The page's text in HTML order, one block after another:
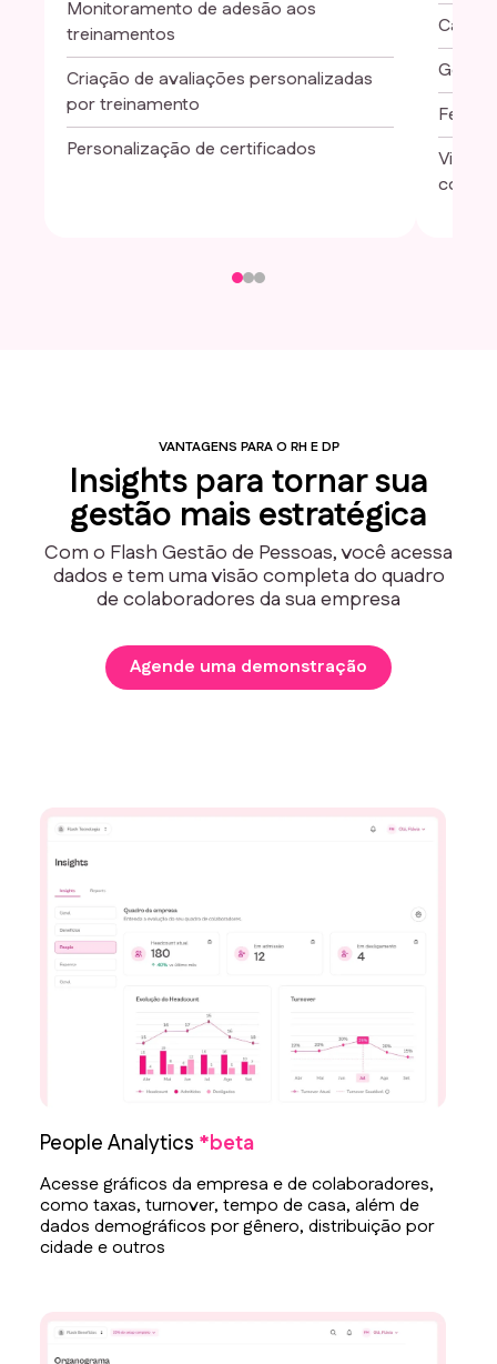
Monitoramento de adesão aos
treinamentos
Criação de avaliações personalizadas
por treinamento
Personalização de certificados
Visão
VANTAGENS PARA O RH E DP
Insights para tornar sua
gestão mais estratégica
Com o Flash Gestão de Pessoas, você acessa
dados e tem uma visão completa do quadro
de colaboradores da sua empresa
Agende uma demonstração
People Analytics *beta
Acesse gráficos da empresa e de colaboradores,
como taxas, turnover, tempo de casa, além de
dados demográficos por gênero, distribuição por
cidade e outros